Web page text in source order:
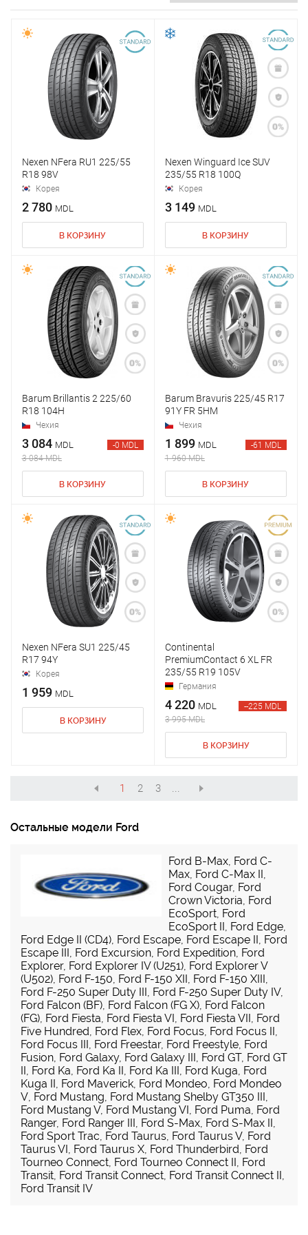
Nexen NFera RU1 225/55
R18 98V
Корея
2 780 MDL
В КОРЗИНУ
Nexen Winguard Ice SUV
235/55 R18 100Q
Корея
3 149 MDL
В КОРЗИНУ
Barum Brillantis 2 225/60
R18 104H
Чехия
3 084 MDL
3 084 MDL
-0 MDL
В КОРЗИНУ
Barum Bravuris 225/45 R17
91Y FR 5HM
Чехия
1 899 MDL
1 960 MDL
-61 MDL
В КОРЗИНУ
Nexen NFera SU1 225/45
R17 94Y
Корея
1 959 MDL
В КОРЗИНУ
Continental
PremiumContact 6 XL FR
235/55 R19 105V
Германия
4 220 MDL
3 995 MDL
--225 MDL
В КОРЗИНУ
1 2 3
Остальные модели Ford
Ford B-Max, Ford C-
Max, Ford C-Max II,
Ford Cougar, Ford
Crown Victoria, Ford
EcoSport, Ford
EcoSport II, Ford Edge,
Ford Edge II (CD4), Ford Escape, Ford Escape II, Ford
Escape III, Ford Excursion, Ford Expedition, Ford
Explorer, Ford Explorer IV (U251), Ford Explorer V
(U502), Ford F-150, Ford F-150 XII, Ford F-150 XIII,
Ford F-250 Super Duty III, Ford F-250 Super Duty IV,
Ford Falcon (BF), Ford Falcon (FG X), Ford Falcon
(FG), Ford Fiesta, Ford Fiesta VI, Ford Fiesta VII, Ford
Five Hundred, Ford Flex, Ford Focus, Ford Focus II,
Ford Focus III, Ford Freestar, Ford Freestyle, Ford
Fusion, Ford Galaxy, Ford Galaxy III, Ford GT, Ford GT
II, Ford Ka, Ford Ka II, Ford Ka III, Ford Kuga, Ford
Kuga II, Ford Maverick, Ford Mondeo, Ford Mondeo
V, Ford Mustang, Ford Mustang Shelby GT350 III,
Ford Mustang V, Ford Mustang VI, Ford Puma, Ford
Ranger, Ford Ranger III, Ford S-Max, Ford S-Max II,
Ford Sport Trac, Ford Taurus, Ford Taurus V, Ford
Taurus VI, Ford Taurus X, Ford Thunderbird, Ford
Tourneo Connect, Ford Tourneo Connect II, Ford
Transit, Ford Transit Connect, Ford Transit Connect II,
Ford Transit IV